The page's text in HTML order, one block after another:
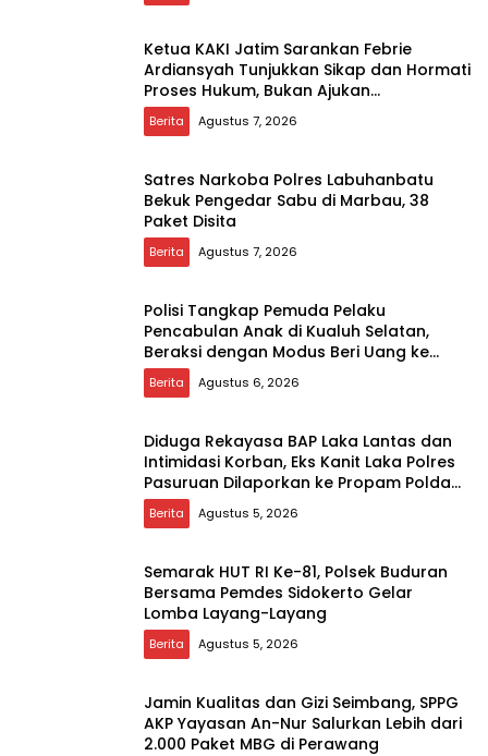
Ketua KAKI Jatim Sarankan Febrie
Ardiansyah Tunjukkan Sikap dan Hormati
Proses Hukum, Bukan Ajukan
Praperadilan
Berita Agustus 7, 2026
Satres Narkoba Polres Labuhanbatu
Bekuk Pengedar Sabu di Marbau, 38
Paket Disita
Berita Agustus 7, 2026
Polisi Tangkap Pemuda Pelaku
Pencabulan Anak di Kualuh Selatan,
Beraksi dengan Modus Beri Uang ke
Teman Korban
Berita Agustus 6, 2026
Diduga Rekayasa BAP Laka Lantas dan
Intimidasi Korban, Eks Kanit Laka Polres
Pasuruan Dilaporkan ke Propam Polda
Jatim
Berita Agustus 5, 2026
Semarak HUT RI Ke-81, Polsek Buduran
Bersama Pemdes Sidokerto Gelar
Lomba Layang-Layang
Berita Agustus 5, 2026
Jamin Kualitas dan Gizi Seimbang, SPPG
AKP Yayasan An-Nur Salurkan Lebih dari
2.000 Paket MBG di Perawang